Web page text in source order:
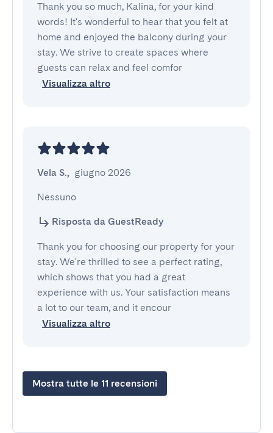
Thank you so much, Kalina, for your kind
words! It's wonderful to hear that you felt at
home and enjoyed the balcony during your
stay. We strive to create spaces where
guests can relax and feel comfor
Visualizza altro
Vela S., giugno 2026
Nessuno
Risposta da GuestReady
Thank you for choosing our property for your
stay. We're thrilled to see a perfect rating,
which shows that you had a great
experience with us. Your satisfaction means
a lot to our team, and it encour
Visualizza altro
Mostra tutte le 11 recensioni